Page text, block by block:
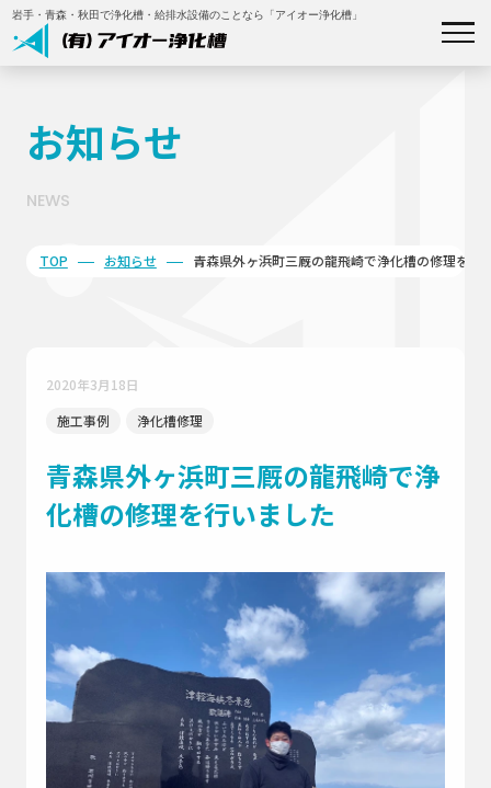
岩手・青森・秋田で浄化槽・給排水設備のことなら「アイオー浄化槽」
お知らせ
よくあるご質問
お問い合わせはこちら
緊急
お急ぎの方はこちら
0195-23-9743
お知らせ
NEWS
TOP お知らせ 青森県外ヶ浜町三厩の龍飛崎で浄化槽の修理を行
2020年3月18日
施工事例
浄化槽修理
青森県外ヶ浜町三厩の龍飛崎で浄
化槽の修理を行いました